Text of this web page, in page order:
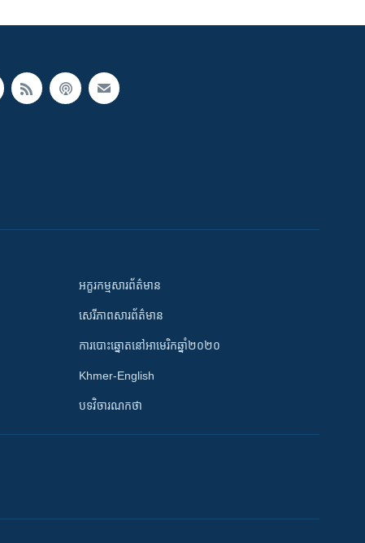
អក្ខរកម្មសារព័ត៌មាន
សេរីភាពសារព័ត៌មាន
ការបោះឆ្នោតនៅអាមេរិកឆ្នាំ២០២០
Khmer-English
បទវិចារណកថា